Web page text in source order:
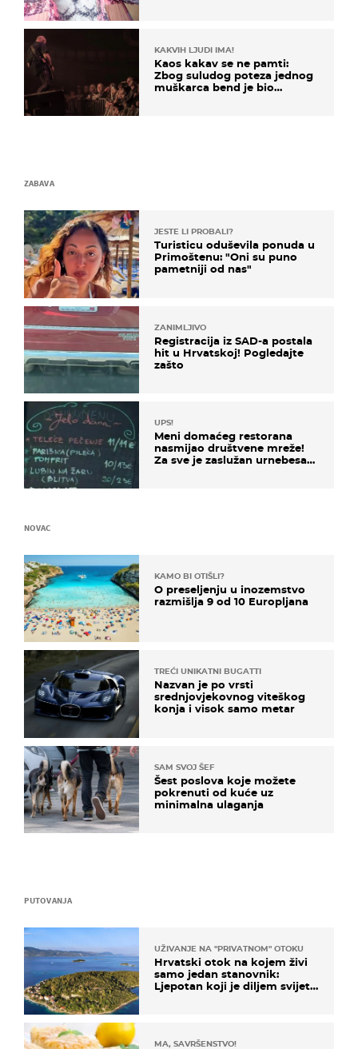
KAKVIH LJUDI IMA!
Kaos kakav se ne pamti:
Zbog suludog poteza jednog
muškarca bend je bio
ZABAVA
JESTE LI PROBALI?
Turisticu oduševila ponuda u
Primoštenu: "Oni su puno
pametniji od nas"
ZANIMLJIVO
Registracija iz SAD-a postala
hit u Hrvatskoj! Pogledajte
zašto
UPS!
Meni domaćeg restorana
nasmijao društvene mreže!
Za sve je zaslužan urnebesan
PUTOVANJA
UŽIVANJE NA "PRIVATNOM" OTOKU
Hrvatski otok na kojem živi
samo jedan stanovnik:
Ljepotan koji je diljem svijeta
MA, SAVRŠENSTVO!
NOVAC
KAMO BI OTIŠLI?
O preseljenju u inozemstvo
razmišlja 9 od 10 Europljana
TREĆI UNIKATNI BUGATTI
Nazvan je po vrsti
srednjovjekovnog viteškog
konja i visok samo metar
SAM SVOJ ŠEF
Šest poslova koje možete
pokrenuti od kuće uz
minimalna ulaganja